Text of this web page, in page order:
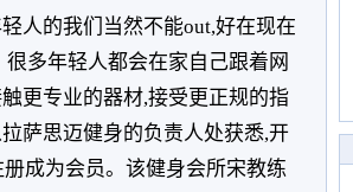
人的我们当然不能out,好在现在
多年轻人都会在家自己跟着网
更专业的器材,接受更正规的指
萨思迈健身的负责人处获悉,开
成为会员。该健身会所宋教练